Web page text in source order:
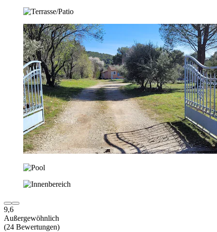
9,6
Außergewöhnlich
(24 Bewertungen)